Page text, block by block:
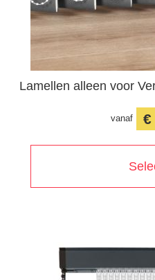
Lamellen alleen voor
vanaf €